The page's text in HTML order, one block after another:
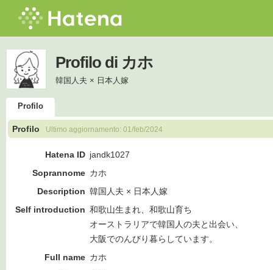
Profilo di カホ
韓国人夫 × 日本人嫁
Profilo
Profilo Ultimo aggiornamento: 01/feb/2024
Hatena ID jandk1027
Soprannome カホ
Description 韓国人夫 × 日本人嫁
Self introduction 和歌山生まれ、和歌山育ち
オーストラリアで韓国人の夫と出会い、
大阪でのんびり暮らしています。
Full name カホ